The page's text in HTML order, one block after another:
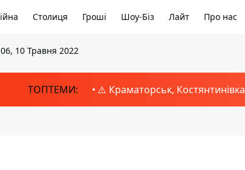
Столиця Гроші Шоу-Біз Лайт Про нас
10 Травня 2022
ТОПТЕМИ: ⚠️ Краматорськ, Костянтинівка